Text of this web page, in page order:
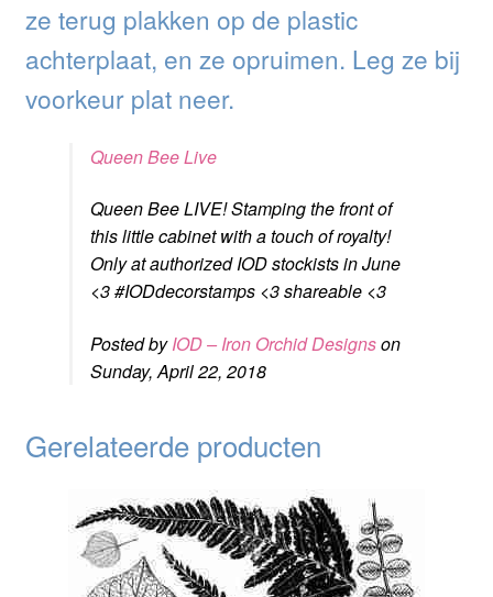
ze terug plakken op de plastic
achterplaat, en ze opruimen. Leg ze bij
voorkeur plat neer.
Queen Bee Live
Queen Bee LIVE! Stamping the front of
this little cabinet with a touch of royalty!
Only at authorized IOD stockists in June
<3 #IODdecorstamps <3 shareable <3
Posted byIOD – Iron Orchid Designson
Sunday, April 22, 2018
Gerelateerde producten